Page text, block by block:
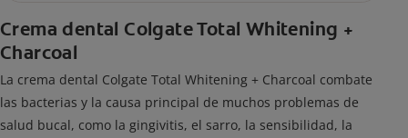
Crema dental Colgate Total Whitening +
Charcoal
La crema dental Colgate Total Whitening + Charcoal combate
las bacterias y la causa principal de muchos problemas de
salud bucal, como la gingivitis, el sarro, la sensibilidad, la